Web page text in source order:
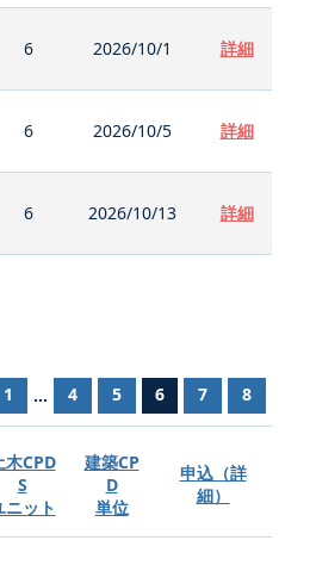
6 2026/10/1 詳細
6 2026/10/5 詳細
6 2026/10/13 詳細
1 ... 4 5 6 7 8
木CPD
S
ニット
建築CP
D
単位
申込（詳
細）